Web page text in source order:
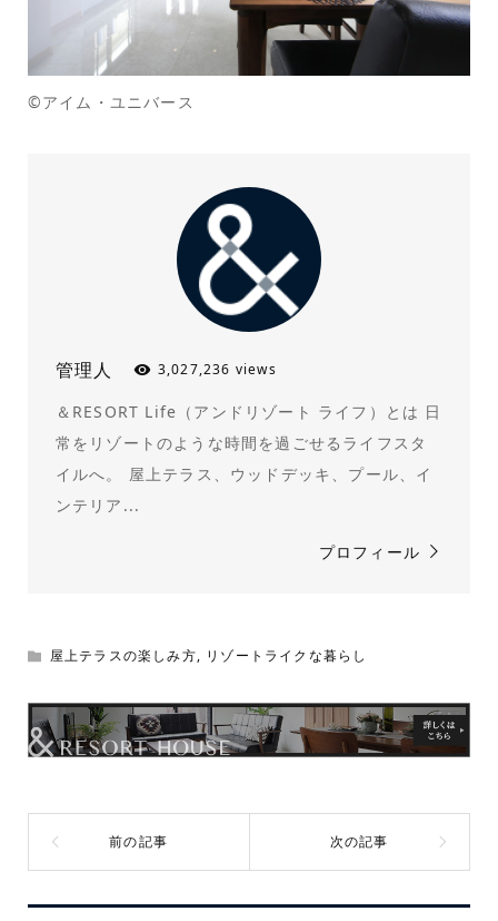
©アイム・ユニバース
管理人 3,027,236 views
＆RESORT Life（アンドリゾート ライフ）とは 日
常をリゾートのような時間を過ごせるライフスタ
イルへ。 屋上テラス、ウッドデッキ、プール、イ
ンテリア...
プロフィール
屋上テラスの楽しみ方, リゾートライクな暮らし